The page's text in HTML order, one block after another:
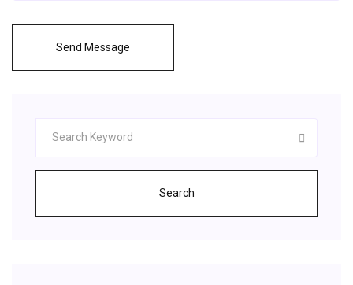
Send Message
Search